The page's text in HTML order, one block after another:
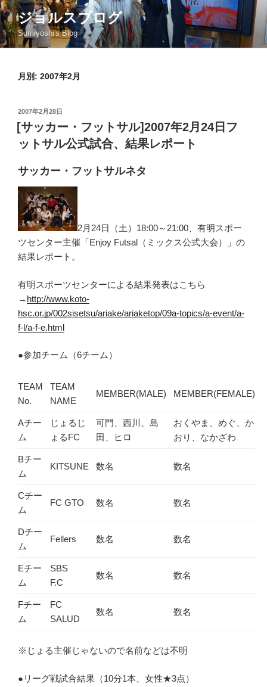
コ
ン
テ
ン
ジョルスブログ
Sumiyoshi's Blog
月別: 2007年2月
投
稿
日:
2007年2月28日
[サッカー・フットサル]2007年2月24日フ
ットサル公式試合、結果レポート
サッカー・フットサルネタ
2月24日（土）18:00～21:00、有明スポー
ツセンター主催「Enjoy Futsal（ミックス公式大会）」の
結果レポート。
有明スポーツセンターによる結果発表はこちら
→ http://www.koto-
hsc.or.jp/002sisetsu/ariake/ariaketop/09a-topics/a-event/a-
f-l/a-f-e.html
●参加チーム（6チーム）
TEAM
No.
TEAM
NAME
MEMBER(MALE) MEMBER(FEMALE)
Aチー
ム
じょるじ
ょるFC
可門、西川、島
田、ヒロ
おくやま、めぐ、か
おり、なかざわ
Bチー
ム
KITSUNE 数名 数名
Cチー
ム
FC GTO 数名 数名
Dチー
ム
Fellers 数名 数名
Eチー
ム
SBS
F.C
数名 数名
Fチー
ム
FC
SALUD
数名 数名
※じょる主催じゃないので名前などは不明
●リーグ戦試合結果（10分1本、女性★3点）